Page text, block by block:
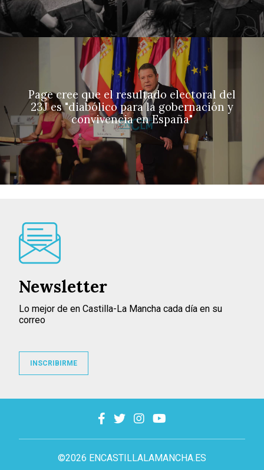
Page cree que el resultado electoral del
23J es "diabólico para la gobernación y
convivencia en España"
©2026 ENCASTILLALAMANCHA.ES
Newsletter
Lo mejor de en Castilla-La Mancha cada día en su
correo
INSCRIBIRME